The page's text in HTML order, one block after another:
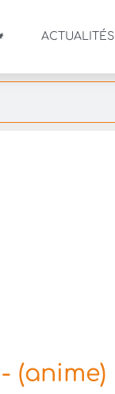
ACTUALITÉS
(anime)